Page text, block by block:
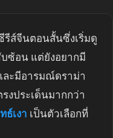
รีส์จีนตอนสั้นซึ่งเริ่มดู
บซ้อน แต่ยังอยากมี
ะมีอารมณ์ดราม่า
งประเด็นมากกว่า
ธ์เงา เป็นตัวเลือกที่